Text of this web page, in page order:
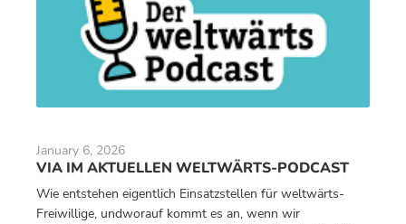
January 6, 2026
VIA IM AKTUELLEN WELTWÄRTS-PODCAST
Wie entstehen eigentlich Einsatzstellen für weltwärts-
Freiwillige, undworauf kommt es an, wenn wir